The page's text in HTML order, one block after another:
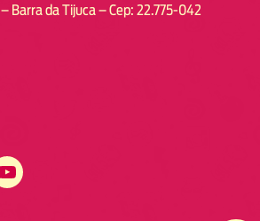
– Barra da Tijuca – Cep: 22.775-042